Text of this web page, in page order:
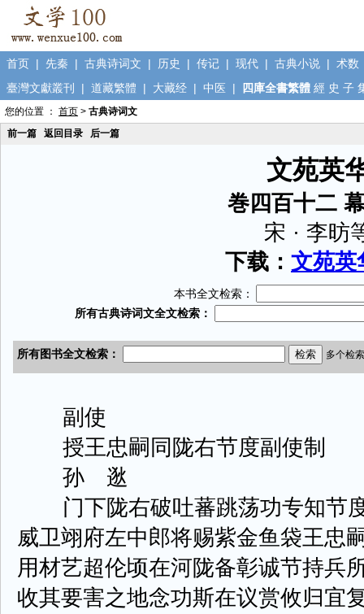
首页 | 先秦 | 古典诗词文 | 历史 | 传记 | 现代 | 古典小说 | 术数
臺灣文獻叢刊
| 道藏繁體 | 大藏经 | 中医 | 四庫全書繁體 經 史 子
您的位置 ： 首页 > 古典诗词文
前一篇
返回目录 后一篇
文苑英
巻四百十二
宋 · 李昉
下载： 文苑
本书全文检索：
副使
授王忠嗣同陇右节度副使制
孙 逖
门下陇右破吐蕃跳荡功专知节
威卫翊府左中郎将赐紫金鱼袋王忠
用材艺超伦顷在河陇备彰诚节持兵
收其要害之地念功斯在议赏攸归宜